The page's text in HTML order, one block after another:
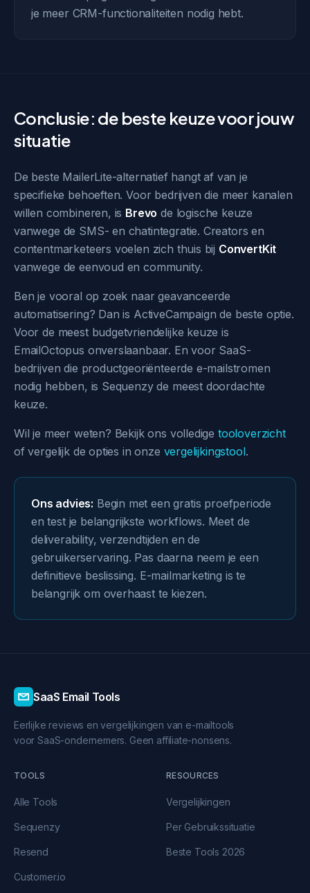
je meer CRM-functionaliteiten nodig hebt.
Conclusie: de beste keuze voor jouw
situatie
De beste MailerLite-alternatief hangt af van je
specifieke behoeften. Voor bedrijven die meer kanalen
willen combineren, is Brevo de logische keuze
vanwege de SMS- en chatintegratie. Creators en
contentmarketeers voelen zich thuis bij ConvertKit
vanwege de eenvoud en community.
Ben je vooral op zoek naar geavanceerde
automatisering? Dan is ActiveCampaign de beste optie.
Voor de meest budgetvriendelijke keuze is
EmailOctopus onverslaanbaar. En voor SaaS-
bedrijven die productgeoriënteerde e-mailstromen
nodig hebben, is Sequenzy de meest doordachte
keuze.
Wil je meer weten? Bekijk ons volledige tooloverzicht
of vergelijk de opties in onze vergelijkingstool.
Ons advies: Begin met een gratis proefperiode
en test je belangrijkste workflows. Meet de
deliverability, verzendtijden en de
gebruikerservaring. Pas daarna neem je een
definitieve beslissing. E-mailmarketing is te
belangrijk om overhaast te kiezen.
SaaS Email Tools
Eerlijke reviews en vergelijkingen van e-mailtools
voor SaaS-ondernemers. Geen affiliate-nonsens.
TOOLS
Alle Tools
Sequenzy
Resend
Customer.io
RESOURCES
Vergelijkingen
Per Gebruikssituatie
Beste Tools 2026